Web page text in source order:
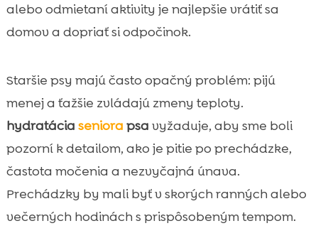
alebo odmietaní aktivity je najlepšie vrátiť sa
domov a dopriať si odpočinok.
Staršie psy majú často opačný problém: pijú
menej a ťažšie zvládajú zmeny teploty.
hydratácia seniora psa vyžaduje, aby sme boli
pozorní k detailom, ako je pitie po prechádzke,
častota močenia a nezvyčajná únava.
Prechádzky by mali byť v skorých ranných alebo
večerných hodinách s prispôsobeným tempom.